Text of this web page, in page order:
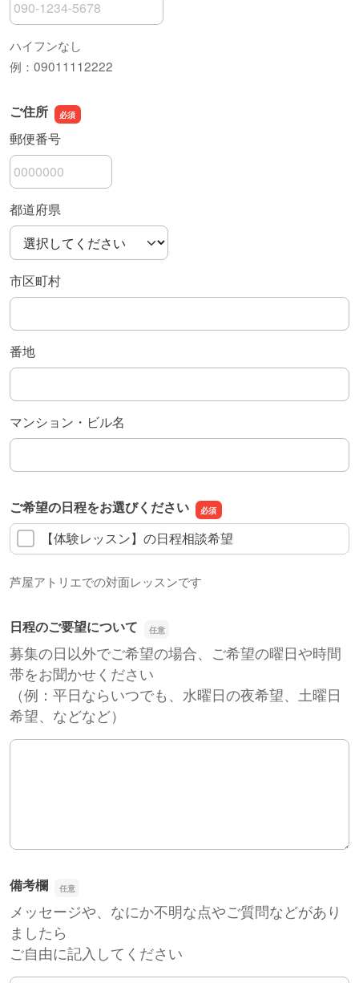
ハイフンなし
例：09011112222
ご住所
郵便番号
都道府県
市区町村
番地
マンション・ビル名
ご希望の日程をお選びください
【体験レッスン】の日程相談希望
芦屋アトリエでの対面レッスンです
日程のご要望について
募集の日以外でご希望の場合、ご希望の曜日や時間
帯をお聞かせください
（例：平日ならいつでも、水曜日の夜希望、土曜日
希望、などなど）
日程のご要望について
備考欄
メッセージや、なにか不明な点やご質問などがあり
ましたら
ご自由に記入してください